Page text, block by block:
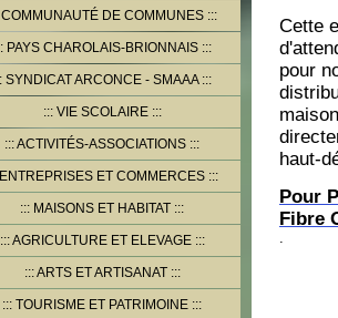
COMMUNAUTÉ DE COMMUNES
PAYS CHAROLAIS-BRIONNAIS
SYNDICAT ARCONCE - SMAAA
VIE SCOLAIRE
ACTIVITÉS-ASSOCIATIONS
ENTREPRISES ET COMMERCES
MAISONS ET HABITAT
AGRICULTURE ET ELEVAGE
ARTS ET ARTISANAT
TOURISME ET PATRIMOINE
Cette
pour
haut-
Pour
Fibre
.